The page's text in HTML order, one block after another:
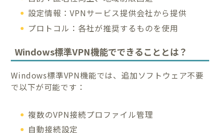
設定情報：VPNサービス提供会社から提供
プロトコル：各社が推奨するものを使用
Windows標準VPN機能でできることとは？
Windows標準VPN機能では、追加ソフトウェア不要
で以下が可能です：
複数のVPN接続プロファイル管理
自動接続設定